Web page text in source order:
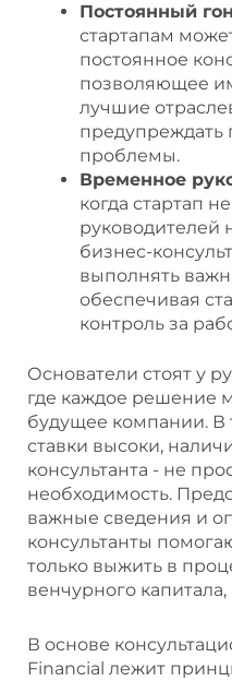
Постоянный
стартапам
постоянное
позволяющее
лучшие
предупреждать
проблемы.
Временное
когда стартап
руководителей
бизнес-
выполнять
обеспечивая
контроль за
Основатели стоят у
где каждое решение
будущее компании. В
ставки высоки,
консультанта - не
необходимость.
важные сведения и
консультанты
только выжить в
венчурного
В основе
Financial лежит